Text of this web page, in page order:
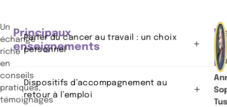
Un
échange
riche
en
conseils
pratiques,
témoignages
Principaux
enseignements
Parler du cancer au travail : un choix
personnel
Dispositifs d’accompagnement au
retour à l’emploi